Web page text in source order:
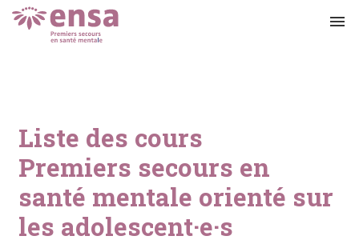
menu
Liste des cours
Premiers secours en
santé mentale orienté sur
les adolescent·e·s